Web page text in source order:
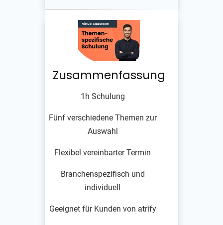
Zusammenfassung
1h Schulung
Fünf verschiedene Themen zur
Auswahl
Flexibel vereinbarter Termin
Branchenspezifisch und
individuell
Geeignet für Kunden von atrify